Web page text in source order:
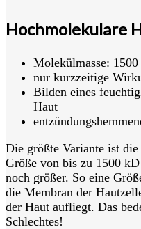
Hochmolekulare
Molekülmasse:
nur kurzzeitige
Bilden eines
Haut
Die größte Variante ist
Größe von bis zu 1500
noch größer. So eine
die Membran der
der Haut aufliegt. Das
Schlechtes!